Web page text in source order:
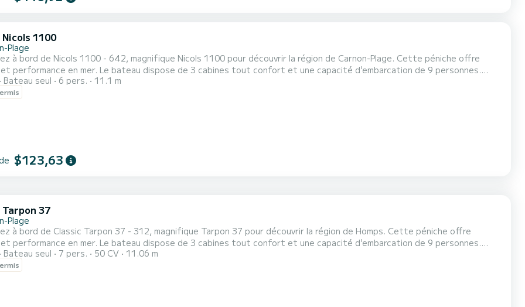
1100
Plage
à bord de Nicols 1100 - 642, magnifique Nicols 1100 pour découvrir la région de Carnon-Plage. Cette péniche offre
performance en mer. Le bateau dispose de 3 cabines tout confort et une capacité d'embarcation de 9 personnes.
longueur totale de 11.1 mètres, il sera votre meilleur allié pour passer des vacances extraordinaires sur l'eau dans les
de Carnon-Plage N'hésitez pas à nous contacter pour toute demande devis, vous serez accompagné par un expert
Bateau seul 6 pers. 11.1 m
$123,63
37
Plage
à bord de Classic Tarpon 37 - 312, magnifique Tarpon 37 pour découvrir la région de Homps. Cette péniche offre
performance en mer. Le bateau dispose de 3 cabines tout confort et une capacité d'embarcation de 9 personnes.
longueur totale de 11.06 mètres, il sera votre meilleur allié pour passer des vacances extraordinaires sur l'eau dans les
de Homps Pour toute demande d'information ou réservation, cliquer sur le bouton « obtenir un devis », un expert SamBoa...
Bateau seul 7 pers. 50 CV 11.06 m